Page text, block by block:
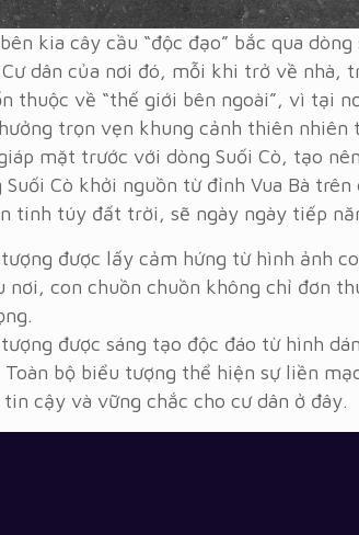
kia cây cầu “độc đạo” bắc qua
dân của nơi đó, mỗi khi trở về nhà,
thuộc về “thế giới bên ngoài”, vì tại
trọn vẹn khung cảnh thiên nhiên
mặt trước với dòng Suối Cò, tạo
Suối Cò khởi nguồn từ đỉnh Vua Bà
tinh túy đất trời, sẽ ngày ngày tiếp
được lấy cảm hứng từ hình ảnh
nơi, con chuồn chuồn không chỉ đơn
được sáng tạo độc đáo từ hình
Toàn bộ biểu tượng thể hiện sự liền
tin cậy và vững chắc cho cư dân ở đây.